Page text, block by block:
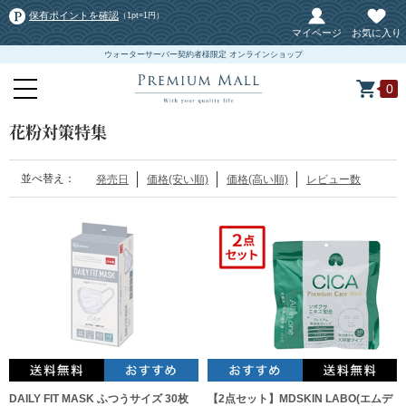
保有ポイントを確認 （1pt=1円）
マイページ お気に入り
ウォーターサーバー契約者様限定 オンラインショップ
0
花粉対策特集
並べ替え： 発売日 価格(安い順) 価格(高い順) レビュー数
DAILY FIT MASK ふつうサイズ 30枚 【2点セット】MDSKIN LABO(エムデ